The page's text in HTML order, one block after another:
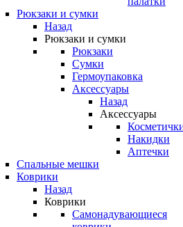
Рюкзаки и сумки
Назад
Рюкзаки и сумки
Рюкзаки
Сумки
Гермоупаковка
Аксессуары
Назад
Аксессуары
Накидки
Аптечки
Спальные мешки
Коврики
Назад
Коврики
Самонадувающиеся